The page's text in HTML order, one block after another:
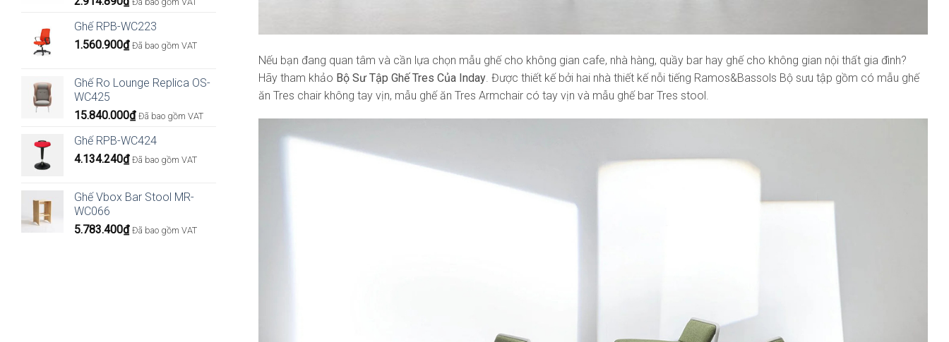
Ghế RPB-WC223
1.560.900₫ Đã bao gồm VAT
Ghế Ro Lounge Replica OS-
WC425
15.840.000₫ Đã bao gồm VAT
Ghế RPB-WC424
4.134.240₫ Đã bao gồm VAT
Ghế Vbox Bar Stool MR-
WC066
5.783.400₫ Đã bao gồm VAT
Nếu bạn đang quan tâm và cần lựa chọn mẫu ghế cho không gian cafe, nhà hàng, quầy bar hay ghế cho không gian nội thất gia đình?
Hãy tham khảo Bộ Sư Tập Ghế Tres Của Inday . Được thiết kế bởi hai nhà thiết kế nỗi tiếng Ramos&Bassols Bộ sưu tập gồm có mẫu ghế
ăn Tres chair không tay vịn, mẫu ghế ăn Tres Armchair có tay vịn và mẫu ghế bar Tres stool.